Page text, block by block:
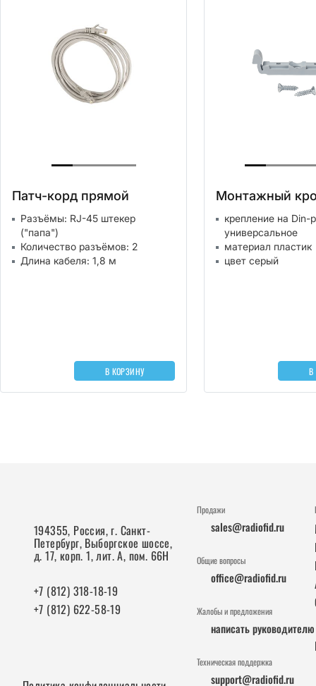
Патч-корд прямой
Разъёмы: RJ-45 штекер
("папа")
Количество разъёмов: 2
Длина кабеля: 1,8 м
В КОРЗИНУ
Монтажный
крепление на Din-
универсальное
материал пластик
цвет серый
В
194355, Россия, г. Санкт-
Петербург, Выборгское шоссе,
д. 17, корп. 1, лит. А, пом. 66Н
+7 (812) 318-18-19
+7 (812) 622-58-19
Продажи
sales@radiofid.ru
Общие вопросы
office@radiofid.ru
Жалобы и предложения
написать руководителю
Техническая поддержка
support@radiofid.ru